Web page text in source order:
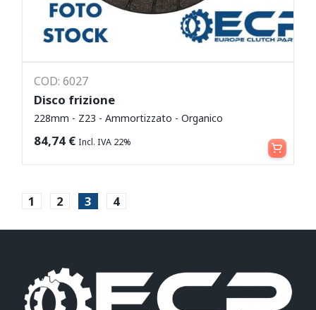
COD: 6027
Disco frizione
228mm - Z23 - Ammortizzato - Organico
84,74 € Incl. IVA 22% Leggi tutto
1 2 3 4